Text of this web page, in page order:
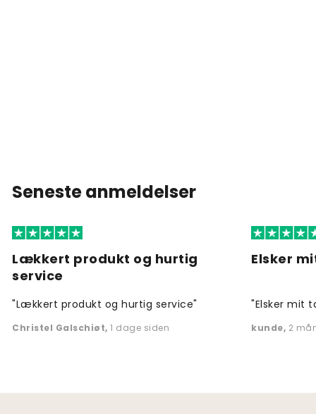
Seneste anmeldelser
Lækkert produkt og hurtig
service
"Lækkert produkt og hurtig service"
Christel Galschiøt, 1 dage siden
Elsker
"Elsker mit
kunde, 2